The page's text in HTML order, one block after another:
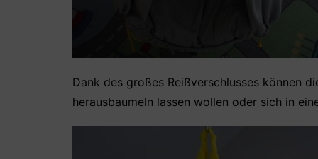
Dank des großes Reißverschlusses können
herausbaumeln lassen wollen oder sich in